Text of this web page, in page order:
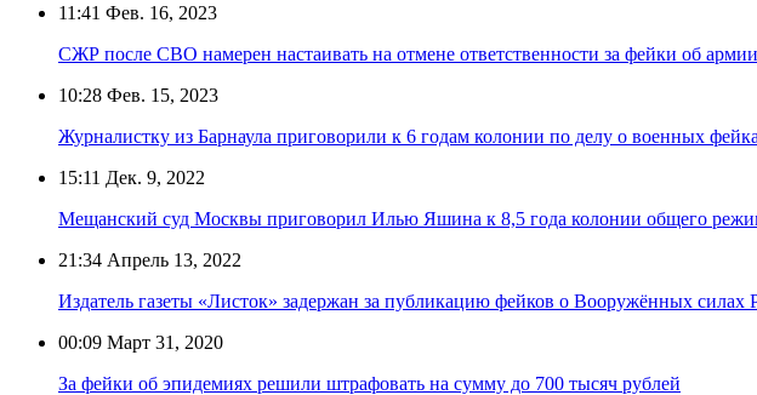
11:41 Фев. 16, 2023
СЖР после СВО намерен настаивать на отмене ответственности за фейки об армии
10:28 Фев. 15, 2023
Журналистку из Барнаула приговорили к 6 годам колонии по делу о военных
15:11 Дек. 9, 2022
Мещанский суд Москвы приговорил Илью Яшина к 8,5 года колонии общего
21:34 Апрель 13, 2022
Издатель газеты «Листок» задержан за публикацию фейков о Вооружённых силах
00:09 Март 31, 2020
За фейки об эпидемиях решили штрафовать на сумму до 700 тысяч рублей